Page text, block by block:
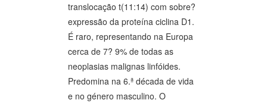
translocação t(11:14) com sobre?
expressão da proteína ciclina D1.
É raro, representando na Europa
cerca de 7? 9% de todas as
neoplasias malignas linfóides.
Predomina na 6.ª década de vida
e no género masculino. O